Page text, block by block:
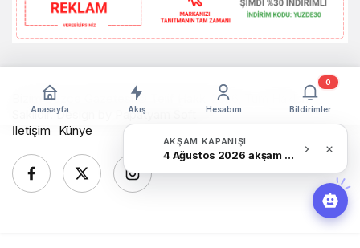
AKŞAM KAPANIŞI
4 Ağustos 2026 akşam Haber Bülteni
Anasayfa Akış Hesabım Bildirimler
0
Bizim Düzce Gazetesi © Telif Hakkı 2026, Tüm Hakları
Saklıdır. Design by
Papatyam Soft
İletişim
Künye